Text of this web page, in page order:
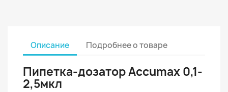
Описание Подробнее о товаре
Пипетка-дозатор Accumax 0,1-
2,5мкл